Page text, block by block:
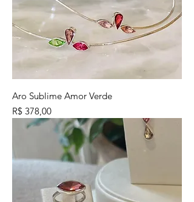
Aro Sublime Amor Verde
Preço
R$ 378,00